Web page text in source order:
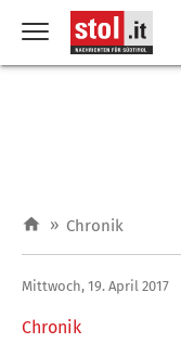
» Chronik
Chronik
Mittwoch, 19. April 2017